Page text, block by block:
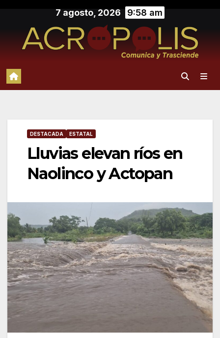
contenido
7 agosto, 2026 9:58 am
DESTACADA ESTATAL
Lluvias elevan ríos en
Naolinco y Actopan